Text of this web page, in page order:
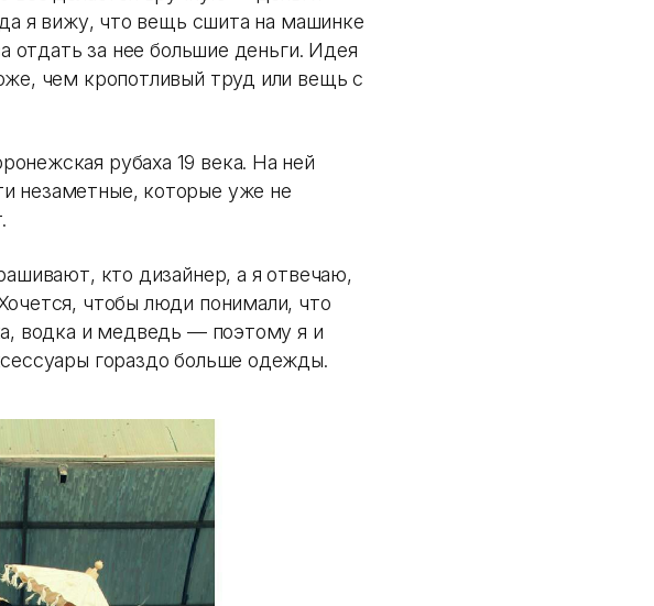
я вижу, что вещь сшита на машинке
отдать за нее большие деньги. Идея
чем кропотливый труд или вещь с
рубаха 19 века. На ней
незаметные, которые уже не
кто дизайнер, а я отвечаю,
чтобы люди понимали, что
водка и медведь — поэтому я и
гораздо больше одежды.